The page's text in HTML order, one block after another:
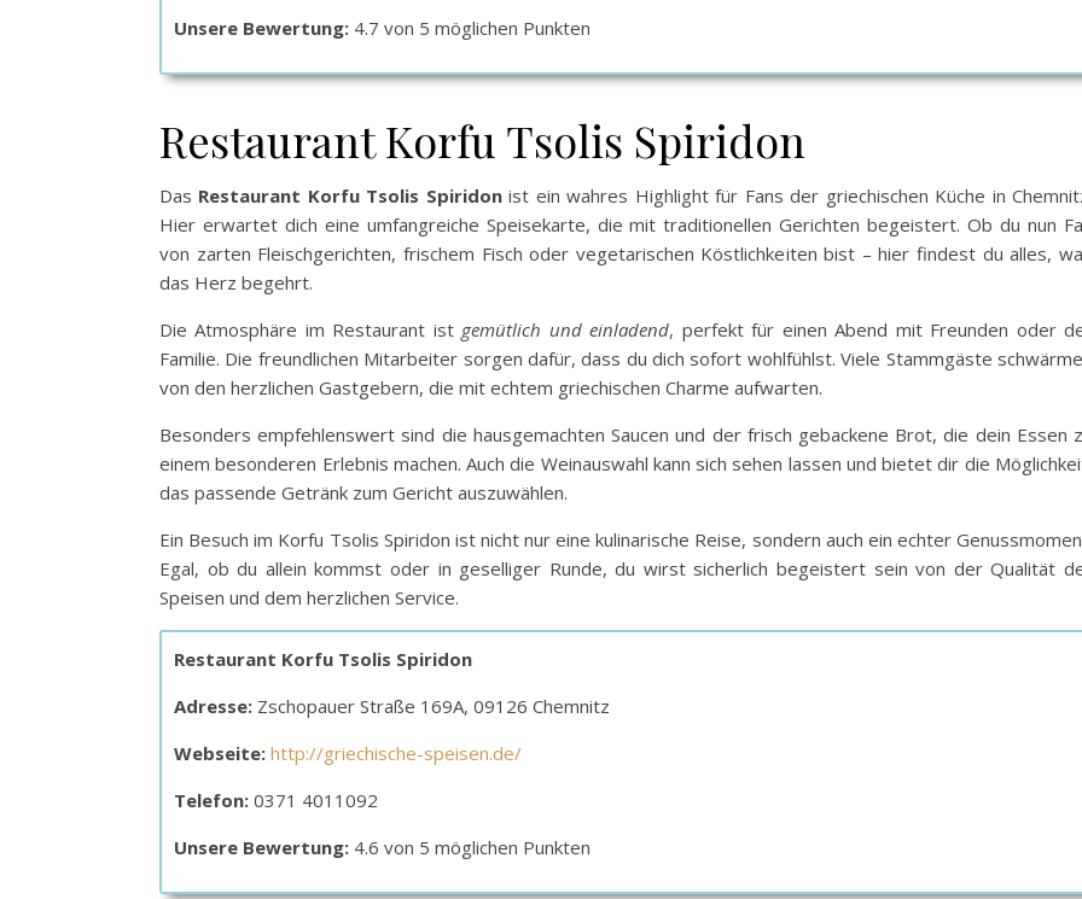
Unsere Bewertung: 4.7 von 5 möglichen Punkten
Restaurant Korfu Tsolis Spiridon
Das Restaurant Korfu Tsolis Spiridonist ein wahres Highlight für Fans der griechischen Küche in
Hier erwartet dich eine umfangreiche Speisekarte, die mit traditionellen Gerichten begeistert. Ob du nun
von zarten Fleischgerichten, frischem Fisch oder vegetarischen Köstlichkeiten bist – hier findest du alles,
das Herz begehrt.
Die Atmosphäre im Restaurant ist gemütlich und einladend, perfekt für einen Abend mit Freunden oder
Familie. Die freundlichen Mitarbeiter sorgen dafür, dass du dich sofort wohlfühlst. Viele Stammgäste
von den herzlichen Gastgebern, die mit echtem griechischen Charme aufwarten.
Besonders empfehlenswert sind die hausgemachten Saucen und der frisch gebackene Brot, die dein Essen
einem besonderen Erlebnis machen. Auch die Weinauswahl kann sich sehen lassen und bietet dir die
das passende Getränk zum Gericht auszuwählen.
Ein Besuch im Korfu Tsolis Spiridon ist nicht nur eine kulinarische Reise, sondern auch ein echter
Egal, ob du allein kommst oder in geselliger Runde, du wirst sicherlich begeistert sein von der Qualität
Speisen und dem herzlichen Service.
Restaurant Korfu Tsolis Spiridon
Adresse: Zschopauer Straße 169A, 09126 Chemnitz
Webseite: http://griechische-speisen.de/
Telefon: 0371 4011092
Unsere Bewertung: 4.6 von 5 möglichen Punkten